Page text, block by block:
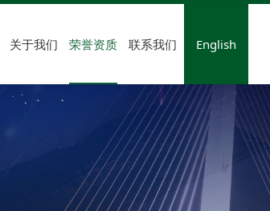
关于我们 荣誉资质 联系我们 English